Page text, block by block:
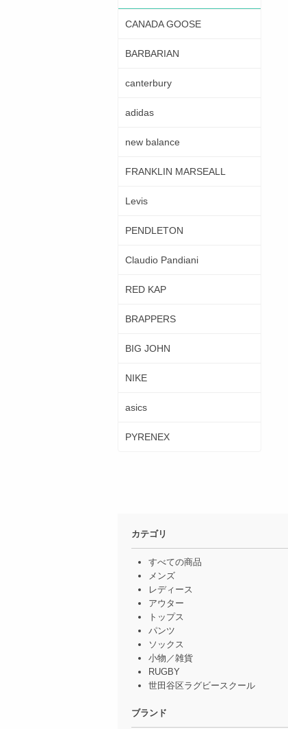
CANADA GOOSE
BARBARIAN
canterbury
adidas
new balance
FRANKLIN MARSEALL
Levis
PENDLETON
Claudio Pandiani
RED KAP
BRAPPERS
BIG JOHN
NIKE
asics
PYRENEX
カテゴリ
すべての商品
メンズ
レディース
アウター
トップス
パンツ
ソックス
小物／雑貨
RUGBY
世田谷区ラグビースクール
ブランド